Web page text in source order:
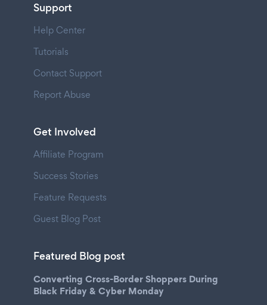
Support
Help Center
Tutorials
Contact Support
Report Abuse
Get Involved
Affiliate Program
Success Stories
Feature Requests
Guest Blog Post
Featured Blog post
Converting Cross-Border Shoppers During
Black Friday & Cyber Monday